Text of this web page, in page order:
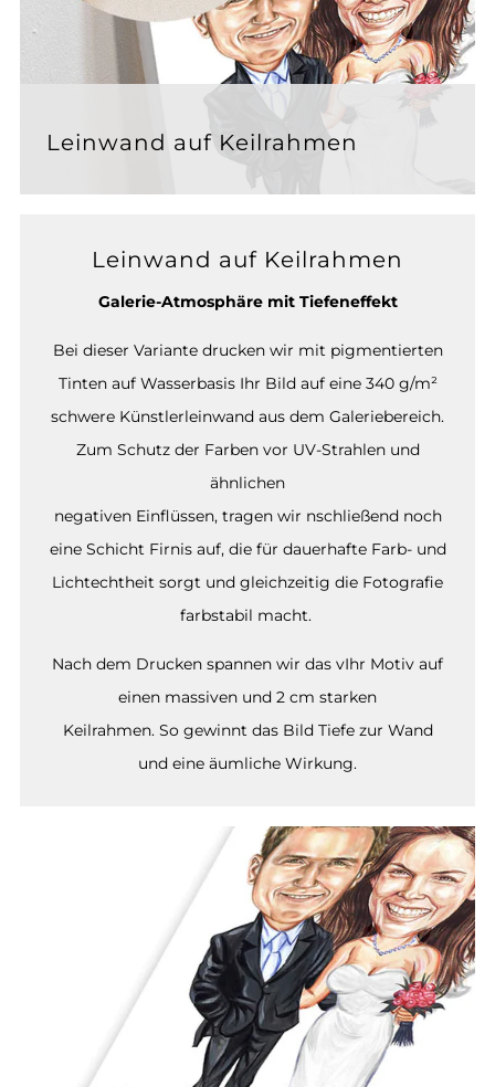
Leinwand auf Keilrahmen
Leinwand auf Keilrahmen
Galerie-Atmosphäre mit Tiefeneffekt
Bei dieser Variante drucken wir mit pigmentierten
Tinten auf Wasserbasis Ihr Bild auf eine 340 g/m²
schwere Künstlerleinwand aus dem Galeriebereich.
Zum Schutz der Farben vor UV-Strahlen und
ähnlichen
negativen Einflüssen, tragen wir nschließend noch
eine Schicht Firnis auf, die für dauerhafte Farb- und
Lichtechtheit sorgt und gleichzeitig die Fotografie
farbstabil macht.
Nach dem Drucken spannen wir das vIhr Motiv auf
einen massiven und 2 cm starken
Keilrahmen. So gewinnt das Bild Tiefe zur Wand
und eine äumliche Wirkung.